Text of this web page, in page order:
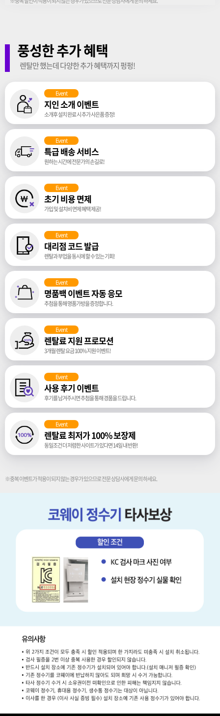
풍성한 추가 혜택
렌탈만 했는데 다양한 추가 혜택까지 펑펑!
Event
지인 소개 이벤트
소개후 설치 완료 시 추가 사은품 증정!
Event
특급 배송 서비스
원하는 시간에 전문가의 손길로!
Event
초기 비용 면제
가입 및 설치비 면제 혜택 제공!
Event
대리점 코드 발급
렌탈과 부업을 동시에 할 수 있는 기회!
Event
명품백 이벤트 자동 응모
추첨을 통해 명품가방을 증정합니다.
Event
렌탈료 지원 프로모션
3개월 렌탈 요금 100% 지원 이벤트!
Event
사용 후기 이벤트
후기를 남겨주시면 추첨을 통해 경품을 드립니다.
Event
렌탈료 최저가 100% 보장제
동일조건 더 저렴한 사이트가 있다면 14일 내 반환!
※중복 이벤트가 적용이 되지 않는 경우가 있으므로 전문 상담사에게 문의 하세요.